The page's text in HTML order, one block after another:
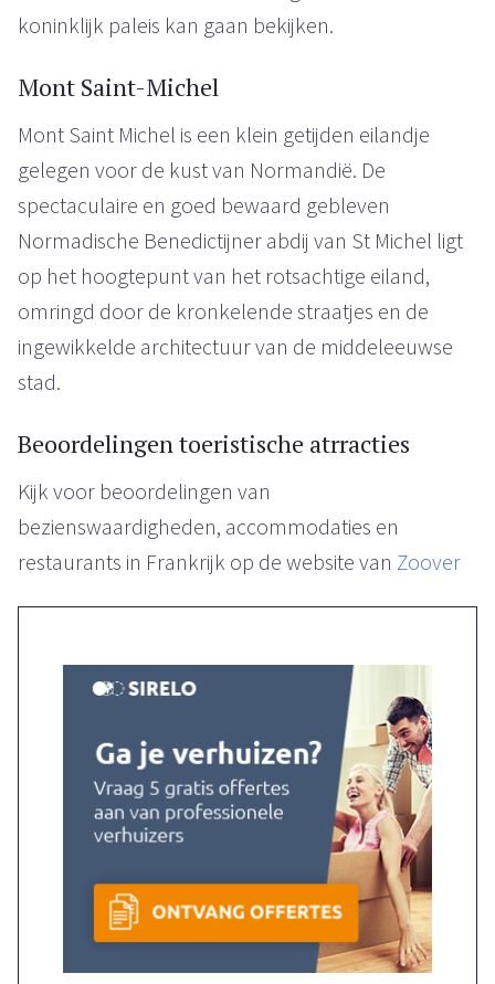
koninklijk paleis kan gaan bekijken.
Mont Saint-Michel
Mont Saint Michel is een klein getijden eilandje
gelegen voor de kust van Normandië. De
spectaculaire en goed bewaard gebleven
Normadische Benedictijner abdij van St Michel ligt
op het hoogtepunt van het rotsachtige eiland,
omringd door de kronkelende straatjes en de
ingewikkelde architectuur van de middeleeuwse
stad.
Beoordelingen toeristische atrracties
Kijk voor beoordelingen van
bezienswaardigheden, accommodaties en
restaurants in Frankrijk op de website van Zoover